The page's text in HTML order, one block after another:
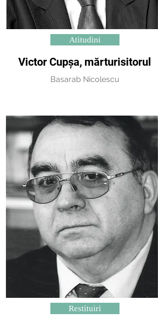
Atitudini
Victor Cupșa, mărturisitorul
Basarab Nicolescu
Restituiri